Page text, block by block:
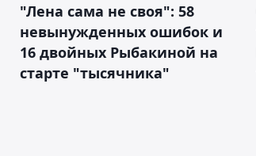
"Лена сама не своя": 58
невынужденных ошибок и
16 двойных Рыбакиной на
старте "тысячника"